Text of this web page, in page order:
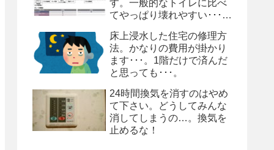
す。一般的なトイレに比べ
てやっぱり壊れやすい･･･。
よ、タンクレストイレ
床上浸水した住宅の修理方
法。かなりの費用が掛かり
ます･･･。1階だけで済んだ
と思っても･･･。
24時間換気を消すのはやめ
て下さい。どうしてみんな
消してしまうの…。換気を
止めるな！